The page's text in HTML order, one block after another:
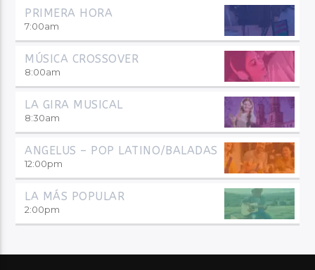
PRIMERA HORA
7:00am
MÚSICA CROSSOVER
8:00am
LA GIRA MUSICAL
8:30am
ANGELUS – POP LATINO/BALADAS
12:00pm
LA MÁS POPULAR
2:00pm